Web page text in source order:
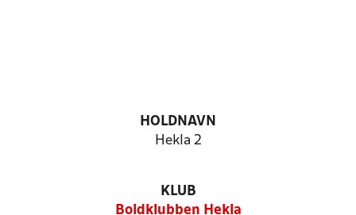
HOLDNAVN
Hekla 2
KLUB
Boldklubben Hekla